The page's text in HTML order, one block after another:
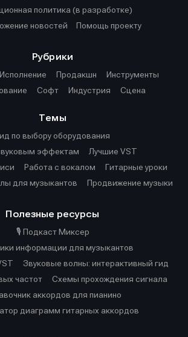
политика (в разработке)
новостей
Помощь проекту
Рубрики
Исполнение Продакшн
Инструменты
Софт Индустрия Сцена
Темы
по выбору оборудования
эффектам
Лучшие VST
Работа с вокалом
Гитарные уроки
для музыкантов
Продвижение музыки
Полезные ресурсы
🎙️ Подкаст Миксер
информации для музыкантов
Звуковые волны: интерактивный гид
частот
Cхемы прохождения сигнала
аккордов для пианино
диаграмм гитарных аккордов